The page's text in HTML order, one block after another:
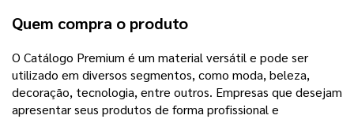
Quem compra o produto
O Catálogo Premium é um material versátil e pode ser
utilizado em diversos segmentos, como moda, beleza,
decoração, tecnologia, entre outros. Empresas que desejam
apresentar seus produtos de forma profissional e